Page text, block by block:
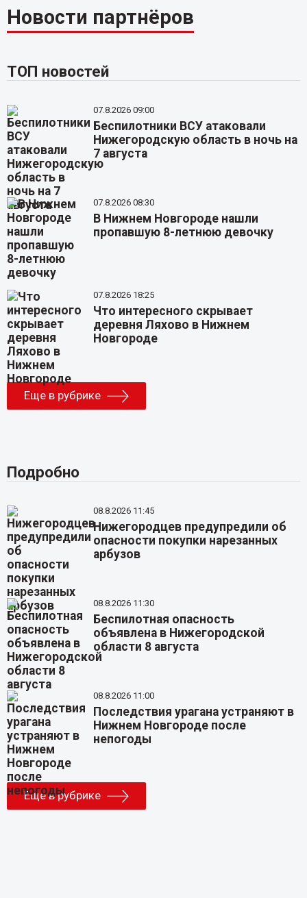
Новости партнёров
ТОП новостей
07.8.2026 09:00
Беспилотники ВСУ атаковали
Нижегородскую область в ночь на
7 августа
07.8.2026 08:30
В Нижнем Новгороде нашли
пропавшую 8-летнюю девочку
07.8.2026 18:25
Что интересного скрывает
деревня Ляхово в Нижнем
Новгороде
Еще в рубрике
Подробно
08.8.2026 11:45
Нижегородцев предупредили об
опасности покупки нарезанных
арбузов
08.8.2026 11:30
Беспилотная опасность
объявлена в Нижегородской
области 8 августа
08.8.2026 11:00
Последствия урагана устраняют в
Нижнем Новгороде после
непогоды
Еще в рубрике